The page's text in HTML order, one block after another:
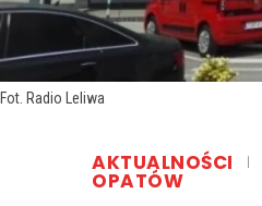
Fot. Radio Leliwa
AKTUALNOŚCI
OPATÓW